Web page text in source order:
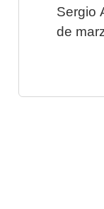
Sergio
de